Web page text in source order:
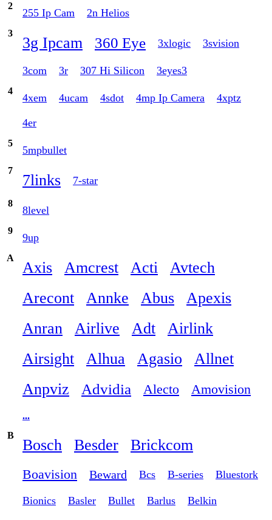
2
255 Ip Cam 2n Helios
3
3g Ipcam 360 Eye 3xlogic 3svision
3com 3r 307 Hi Silicon 3eyes3
4
4xem 4ucam 4sdot 4mp Ip Camera 4xptz
4er
5
5mpbullet
7
7links 7-star
8
8level
9
9up
A
Axis Amcrest Acti
Avtech
Arecont
Annke Abus
Apexis
Anran
Airlive Adt
Airlink
Airsight
Alhua Agasio
Allnet
Anpviz
Advidia Alecto Amovision
...
B
Bosch Besder Brickcom
Boavision Beward Bcs B-series Bluestork
Bionics Basler Bullet Barlus Belkin